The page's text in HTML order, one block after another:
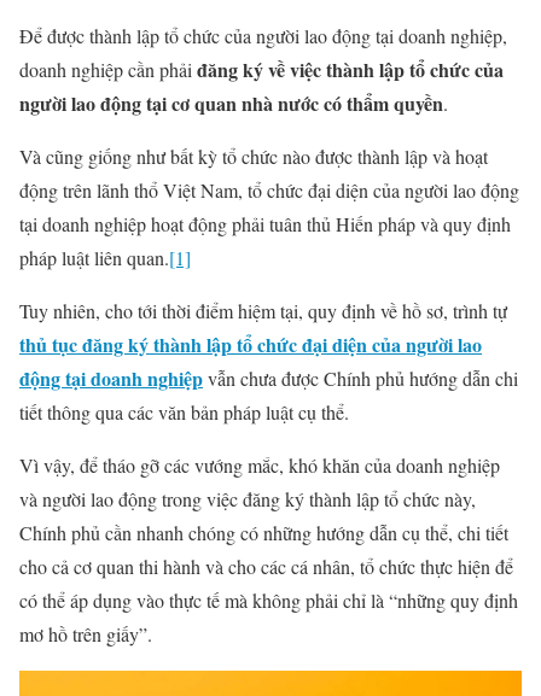
Để được thành lập tổ chức của người lao động tại doanh nghiệp,
doanh nghiệp cần phải đăng ký về việc thành lập tổ chức của
người lao động tại cơ quan nhà nước có thẩm quyền.
Và cũng giống như bất kỳ tổ chức nào được thành lập và hoạt
động trên lãnh thổ Việt Nam, tổ chức đại diện của người lao động
tại doanh nghiệp hoạt động phải tuân thủ Hiến pháp và quy định
pháp luật liên quan.[1]
Tuy nhiên, cho tới thời điểm hiệm tại, quy định về hồ sơ, trình tự
thủ tục đăng ký thành lập tổ chức đại diện của người lao
động tại doanh nghiệpvẫn chưa được Chính phủ hướng dẫn chi
tiết thông qua các văn bản pháp luật cụ thể.
Vì vậy, để tháo gỡ các vướng mắc, khó khăn của doanh nghiệp
và người lao động trong việc đăng ký thành lập tổ chức này,
Chính phủ cần nhanh chóng có những hướng dẫn cụ thể, chi tiết
cho cả cơ quan thi hành và cho các cá nhân, tổ chức thực hiện để
có thể áp dụng vào thực tế mà không phải chỉ là “những quy định
mơ hồ trên giấy”.